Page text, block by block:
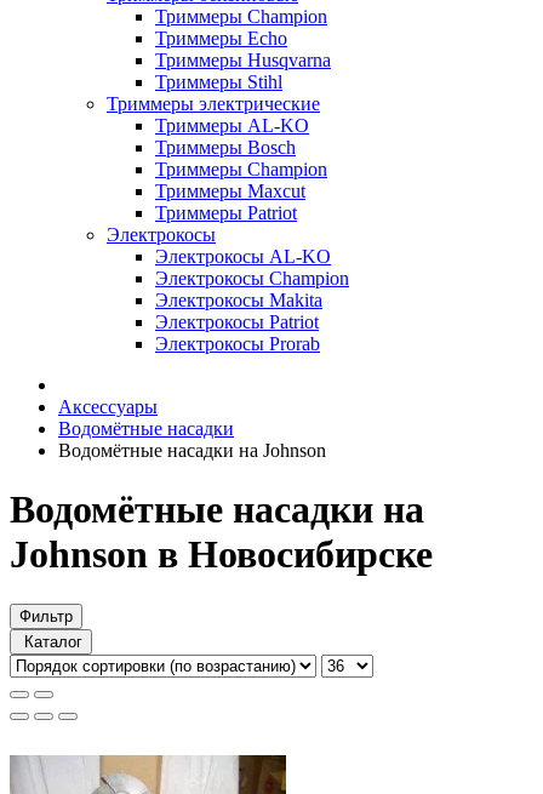
Триммеры Champion
Триммеры Echo
Триммеры Husqvarna
Триммеры Stihl
Триммеры электрические
Триммеры AL-KO
Триммеры Bosch
Триммеры Champion
Триммеры Maxcut
Триммеры Patriot
Электрокосы
Электрокосы AL-KO
Электрокосы Champion
Электрокосы Makita
Электрокосы Patriot
Электрокосы Prorab
Аксессуары
Водомётные насадки
Водомётные насадки на Johnson
Водомётные насадки на
Johnson в Новосибирске
Фильтр
Каталог